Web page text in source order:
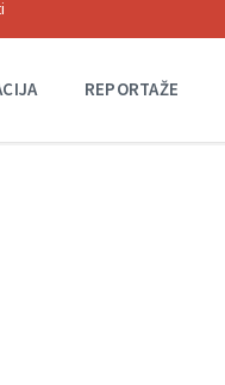
REPORTAŽE